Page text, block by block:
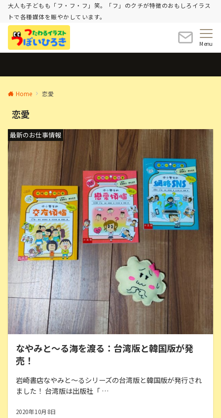
大人も子どもも「フ・フ・フ」笑。「フ」のクチが特徴のおもしろイラス
トで各種媒体を賑やかしています。
Menu
Home 恋愛
恋愛
最新のお仕事情報
なやみと〜る海を渡る：台湾版と韓国版が発
売！
岩崎書店なやみと〜るシリーズの台湾版と韓国版が発行され
ました！ 台湾版は出版社「 …
2020年10月8日